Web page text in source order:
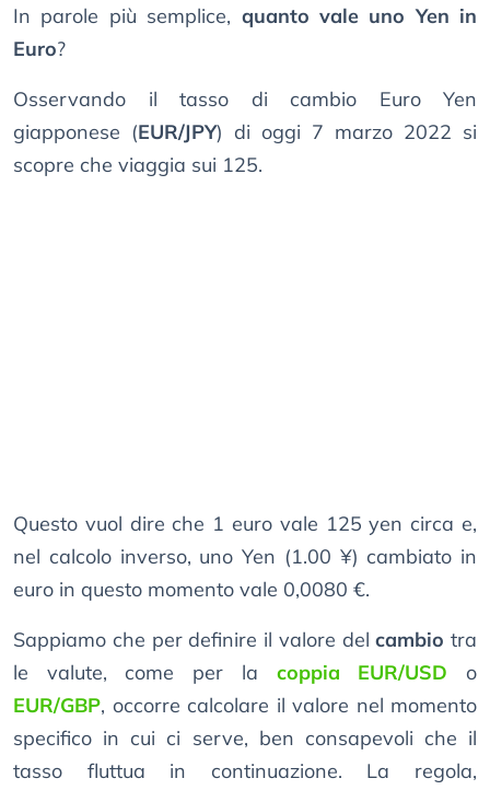
In parole più semplice, quanto vale uno Yen in
Euro?
Osservando il tasso di cambio Euro Yen
giapponese (EUR/JPY) di oggi 7 marzo 2022 si
scopre che viaggia sui 125.
Questo vuol dire che 1 euro vale 125 yen circa e,
nel calcolo inverso, uno Yen (1.00 ¥) cambiato in
euro in questo momento vale 0,0080 €.
Sappiamo che per definire il valore delcambio tra
le valute, come per la coppia EUR/USD o
EUR/GBP, occorre calcolare il valore nel momento
specifico in cui ci serve, ben consapevoli che il
tasso fluttua in continuazione. La regola,